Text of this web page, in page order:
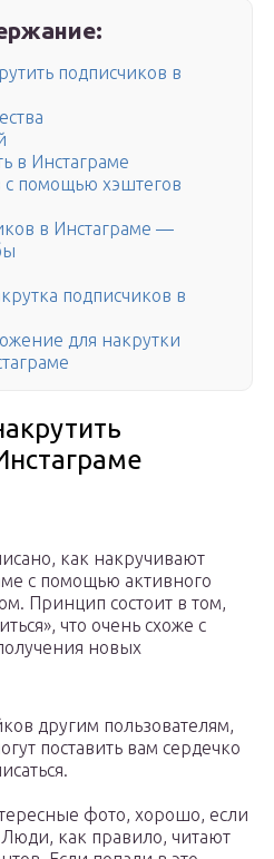
подписчиков в
в Инстаграме
с помощью хэштегов
в Инстаграме —
подписчиков в
для накрутки
как накручивают
c помощью активного
Принцип состоит в том,
что очень схоже с
новых
другим пользователям,
поставить вам сердечко
фото, хорошо, если
как правило, читают